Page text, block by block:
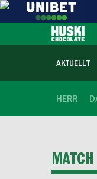
AKTUELLT
HERR